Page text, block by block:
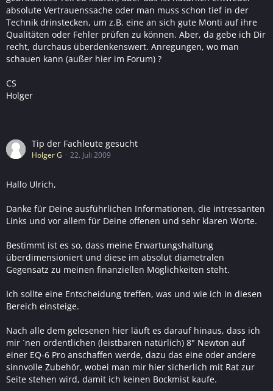
absolute Vertrauenssache oder man muss schon tief in der
Technik drinstecken, um z.B. eine an sich gute Monti auf ihre
Qualitäten oder Fehler prüfen zu können. Aber, da gebe ich Dir
recht, durchaus überdenkenswert. Anregungen, wo man
schauen kann (außer hier im Forum) ?
CS
Holger
Tip der Fachleute gesucht
Holger G 22. Juli 2009
Hallo Ulrich,
Danke für Deine ausführlichen Informationen, die intressanten
Links und vor allem für Deine offenen und sehr klaren Worte.
Bestimmt ist es so, dass meine Erwartungshaltung
überdimensioniert und diese im absolut diametralen
Gegensatz zu meinen finanziellen Möglichkeiten steht.
Ich sollte eine Entscheidung treffen, was und wie ich in diesen
Bereich einsteige.
Nach alle dem gelesenen hier läuft es darauf hinaus, dass ich
mir ´nen ordentlichen (leistbaren natürlich) 8" Newton auf
einer EQ-6 Pro anschaffen werde, dazu das eine oder andere
sinnvolle Zubehör, wobei man mir hier sicherlich mit Rat zur
Seite stehen wird, damit ich keinen Bockmist kaufe.